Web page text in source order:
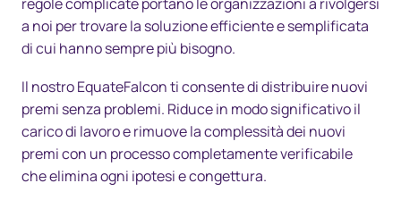
a noi per trovare la soluzione efficiente e semplificata
di cui hanno sempre più bisogno.
Il nostro EquateFalcon ti consente di distribuire nuovi
premi senza problemi. Riduce in modo significativo il
carico di lavoro e rimuove la complessità dei nuovi
premi con un processo completamente verificabile
che elimina ogni ipotesi e congettura.